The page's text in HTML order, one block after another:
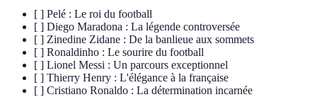
[ ] Pelé : Le roi du football
[ ] Diego Maradona : La légende controversée
[ ] Zinedine Zidane : De la banlieue aux sommets
[ ] Ronaldinho : Le sourire du football
[ ] Lionel Messi : Un parcours exceptionnel
[ ] Thierry Henry : L'élégance à la française
[ ] Cristiano Ronaldo : La détermination incarnée